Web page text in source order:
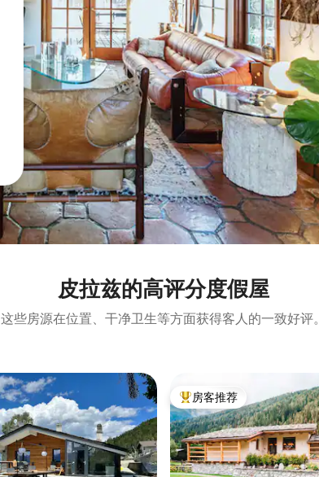
皮拉兹的高评分度假屋
这些房源在位置、干净卫生等方面获得客人的一致好评。
热门「房客推荐」
房客推荐